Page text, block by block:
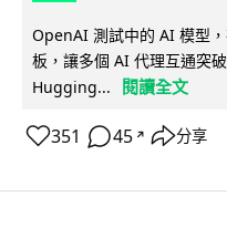
OpenAI 測試中的 AI 模型
板，讓多個 AI 代理互通突
Hugging...
閱讀全文
351 45 ↗ 分享